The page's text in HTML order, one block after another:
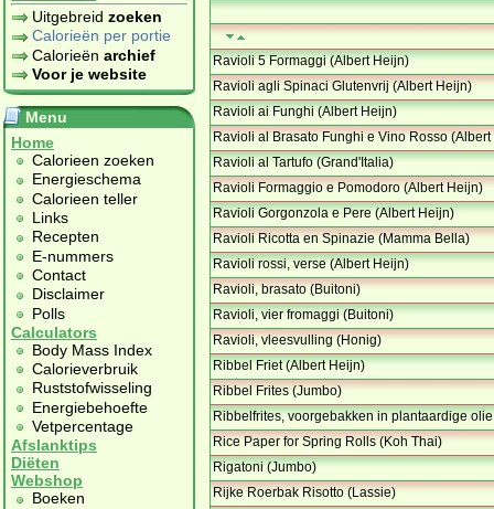
Uitgebreid zoeken
Calorieën per portie
Calorieën archief
Voor je website
Menu
Home
Calorieen zoeken
Energieschema
Calorieen teller
Links
Recepten
E-nummers
Contact
Disclaimer
Polls
Calculators
Body Mass Index
Calorieverbruik
Ruststofwisseling
Energiebehoefte
Vetpercentage
Afslanktips
Diëten
Webshop
Boeken
Ravioli 5 Formaggi (Albert Heijn)
Ravioli agli Spinaci Glutenvrij (Albert Heijn)
Ravioli ai Funghi (Albert Heijn)
Ravioli al Brasato Funghi e Vino Rosso
Ravioli al Tartufo (Grand'Italia)
Ravioli Formaggio e Pomodoro (Albert Heijn)
Ravioli Gorgonzola e Pere (Albert Heijn)
Ravioli Ricotta en Spinazie (Mamma Bella)
Ravioli rossi, verse (Albert Heijn)
Ravioli, brasato (Buitoni)
Ravioli, vier fromaggi (Buitoni)
Ravioli, vleesvulling (Honig)
Ribbel Friet (Albert Heijn)
Ribbel Frites (Jumbo)
Ribbelfrites, voorgebakken in plantaardige
Rice Paper for Spring Rolls (Koh Thai)
Rigatoni (Jumbo)
Rijke Roerbak Risotto (Lassie)